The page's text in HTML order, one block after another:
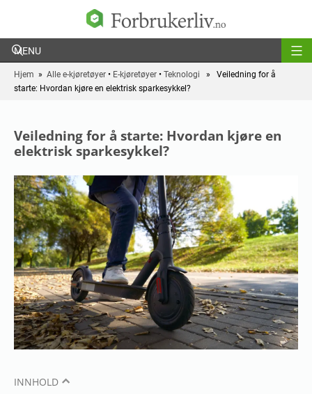
Hjem » Alle e-kjøretøyer • E-kjøretøyer • Teknologi » Veiledning for å
starte: Hvordan kjøre en elektrisk sparkesykkel?
Veiledning for å starte: Hvordan kjøre en
elektrisk sparkesykkel?
INNHOLD